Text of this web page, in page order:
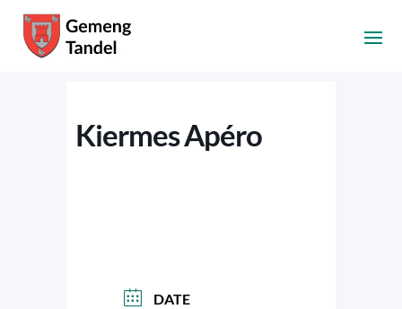
Kiermes Apéro
DATE